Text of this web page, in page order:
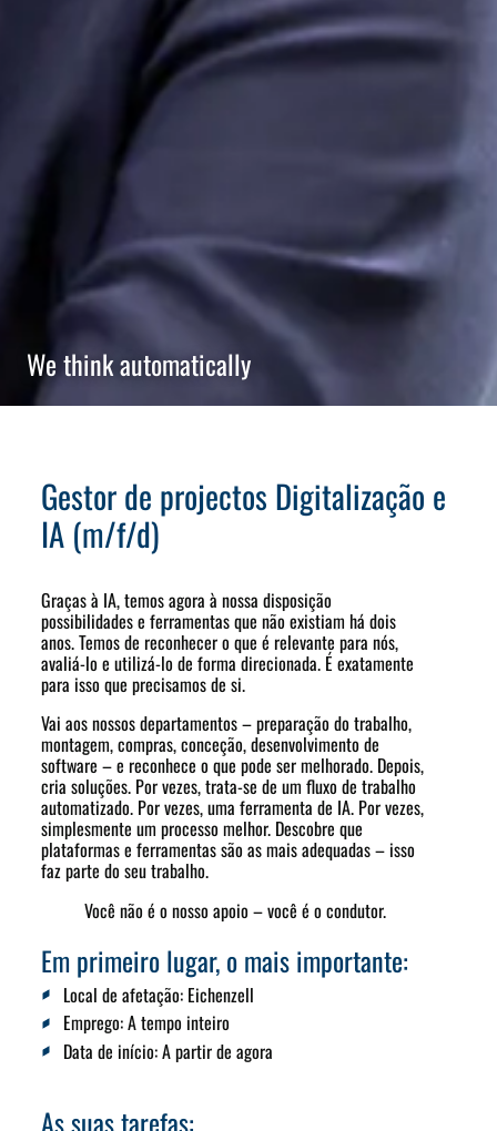
We think automatically
Gestor de projectos Digitalização e
IA (m/f/d)
Graças à IA, temos agora à nossa disposição
possibilidades e ferramentas que não existiam há dois
anos. Temos de reconhecer o que é relevante para nós,
avaliá-lo e utilizá-lo de forma direcionada. É exatamente
para isso que precisamos de si.
Vai aos nossos departamentos – preparação do trabalho,
montagem, compras, conceção, desenvolvimento de
software – e reconhece o que pode ser melhorado. Depois,
cria soluções. Por vezes, trata-se de um fluxo de trabalho
automatizado. Por vezes, uma ferramenta de IA. Por vezes,
simplesmente um processo melhor. Descobre que
plataformas e ferramentas são as mais adequadas – isso
faz parte do seu trabalho.
Você não é o nosso apoio – você é o condutor.
Em primeiro lugar, o mais importante:
Local de afetação: Eichenzell
Emprego:A tempo inteiro
Data de início: A partir de agora
As suas tarefas: